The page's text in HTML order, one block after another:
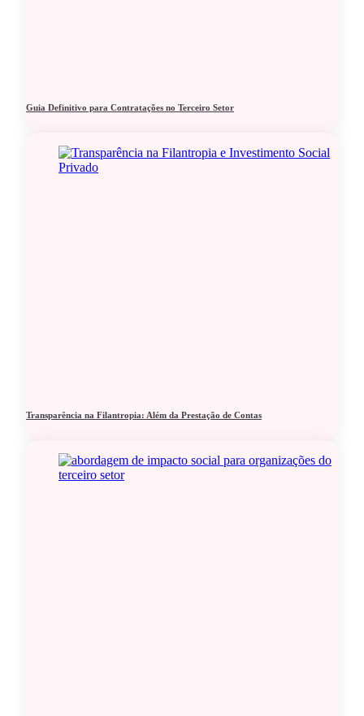
Guia Definitivo para Contratações no Terceiro Setor
Transparência na Filantropia: Além da Prestação de Contas